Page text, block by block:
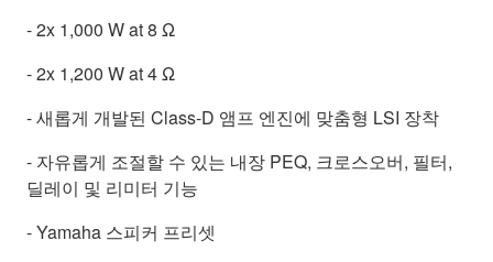
- 2x 1,000 W at 8 Ω
- 2x 1,200 W at 4 Ω
- 새롭게 개발된 Class-D 앰프 엔진에 맞춤형 LSI 장착
- 자유롭게 조절할 수 있는 내장 PEQ, 크로스오버, 필터,
딜레이 및 리미터 기능
- Yamaha 스피커 프리셋